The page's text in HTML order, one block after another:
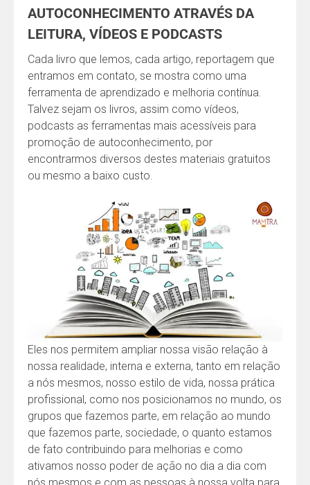
AUTOCONHECIMENTO ATRAVÉS DA
LEITURA, VÍDEOS E PODCASTS
Cada livro que lemos, cada artigo, reportagem que
entramos em contato, se mostra como uma
ferramenta de aprendizado e melhoria contínua.
Talvez sejam os livros, assim como vídeos,
podcasts as ferramentas mais acessíveis para
promoção de autoconhecimento, por
encontrarmos diversos destes materiais gratuitos
ou mesmo a baixo custo.
Eles nos permitem ampliar nossa visão relação à
nossa realidade, interna e externa, tanto em relação
a nós mesmos, nosso estilo de vida, nossa prática
profissional, como nos posicionamos no mundo, os
grupos que fazemos parte, em relação ao mundo
que fazemos parte, sociedade, o quanto estamos
de fato contribuindo para melhorias e como
ativamos nosso poder de ação no dia a dia com
nós mesmos e com as pessoas à nossa volta para